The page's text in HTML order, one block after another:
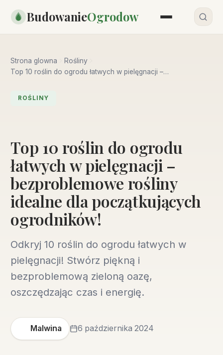
BudowanieOgrodow
Strona glowna
Rośliny
Top 10 roślin do ogrodu łatwych w pielęgnacji –
ogrodników!
ROŚLINY
Top 10 roślin do ogrodu
łatwych w pielęgnacji –
bezproblemowe rośliny
idealne dla początkujących
ogrodników!
Odkryj 10 roślin do ogrodu łatwych w
pielęgnacji! Stwórz piękną i
bezproblemową zieloną oazę,
oszczędzając czas i energię.
Malwina 6 października 2024